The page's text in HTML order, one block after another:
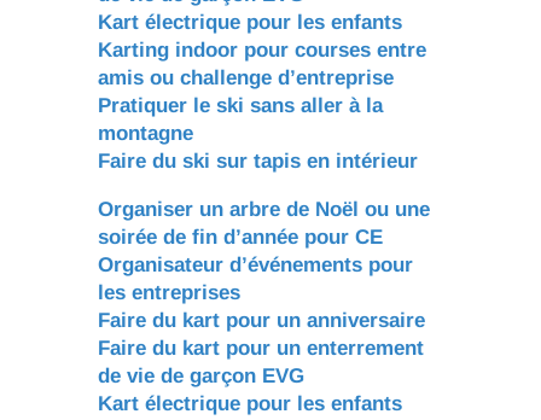
Kart électrique pour les enfants
Karting indoor pour courses entre
amis ou challenge d’entreprise
Pratiquer le ski sans aller à la
montagne
Faire du ski sur tapis en intérieur
Organiser un arbre de Noël ou une
soirée de fin d’année pour CE
Organisateur d’événements pour
les entreprises
Faire du kart pour un anniversaire
Faire du kart pour un enterrement
de vie de garçon EVG
Kart électrique pour les enfants